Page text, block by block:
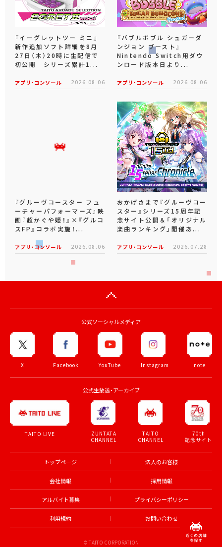
『イーグレットツー ミニ』
新作追加ソフト詳細を8月
27日（木）20時に生配信で
初公開 シリーズ累計1...
アプリ･コンソール 2026.08.06
『バブルボブル シュガーダ
ンジョン ブースト』
Nintendo Switch用ダウ
ンロード版本日より...
アプリ･コンソール 2026.08.06
『グルーヴコースター フュ
ーチャーパフォーマーズ』映
画『超かぐや姫！』×『グルコ
スFP』コラボ実施！...
アプリ･コンソール 2026.08.06
おかげさまで『グルーヴコー
スター』シリーズ15周年記
念サイト公開＆「オリジナル
楽曲ランキング」開催あ...
アプリ･コンソール 2026.07.28
公式ソーシャルメディア
X Facebook YouTube Instagram note
公式生放送・アーカイブ
TAITO LIVE
ZUNTATA
CHANNEL
TAITO
CHANNEL
70th
記念サイト
トップページ 法人のお客様
会社情報 採用情報
アルバイト募集 プライバシーポリシー
利用規約 お問い合わせ
© TAITO CORPORATION